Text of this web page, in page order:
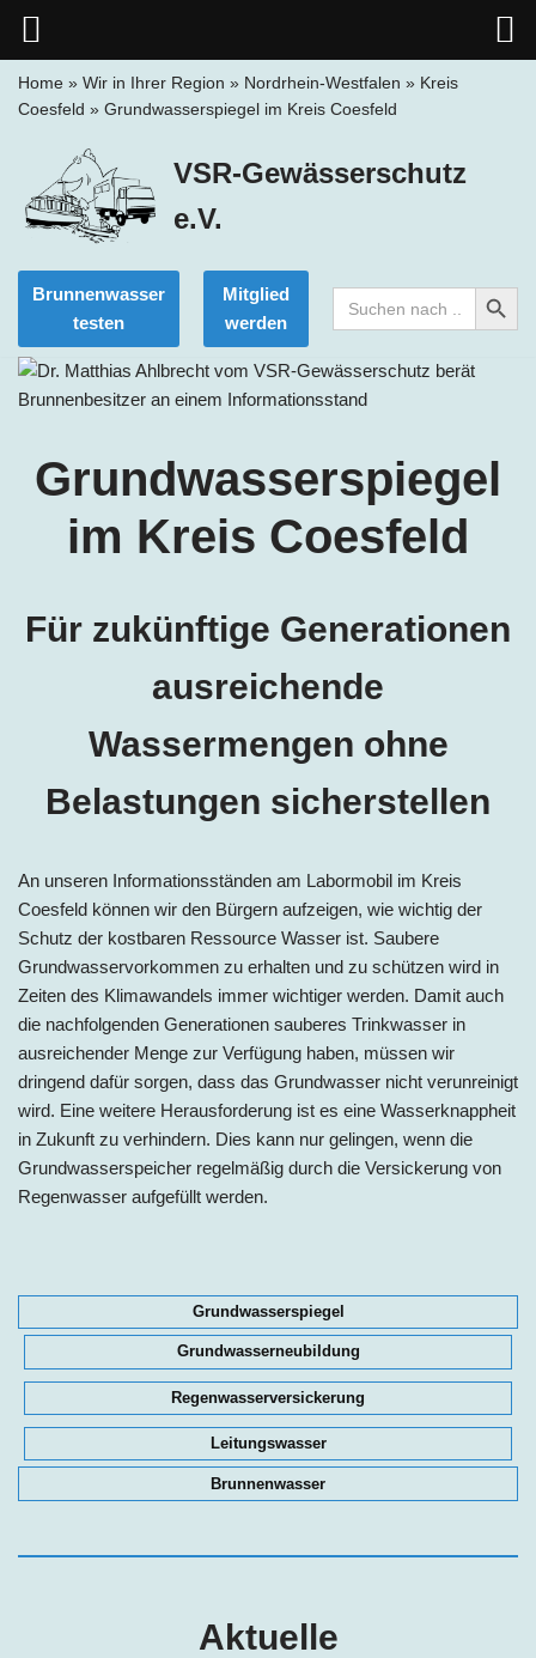
springen
Home » Wir in Ihrer Region » Nordrhein-Westfalen » Kreis
Coesfeld » Grundwasserspiegel im Kreis Coesfeld
VSR-Gewässerschutz
e.V.
Brunnenwasser
testen
Mitglied
werden
Search
for:
Search Button
Grundwasserspiegel
im Kreis Coesfeld
Für zukünftige Generationen
ausreichende
Wassermengen ohne
Belastungen sicherstellen
An unseren Informationsständen am Labormobil im Kreis
Coesfeld können wir den Bürgern aufzeigen, wie wichtig der
Schutz der kostbaren Ressource Wasser ist. Saubere
Grundwasservorkommen zu erhalten und zu schützen wird in
Zeiten des Klimawandels immer wichtiger werden. Damit auch
die nachfolgenden Generationen sauberes Trinkwasser in
ausreichender Menge zur Verfügung haben, müssen wir
dringend dafür sorgen, dass das Grundwasser nicht verunreinigt
wird. Eine weitere Herausforderung ist es eine Wasserknappheit
in Zukunft zu verhindern. Dies kann nur gelingen, wenn die
Grundwasserspeicher regelmäßig durch die Versickerung von
Regenwasser aufgefüllt werden.
Grundwasserspiegel
Grundwasserneubildung
Regenwasserversickerung
Leitungswasser
Brunnenwasser
Aktuelle